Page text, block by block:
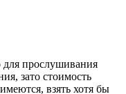
для прослушивания
зато стоимость
взять хотя бы